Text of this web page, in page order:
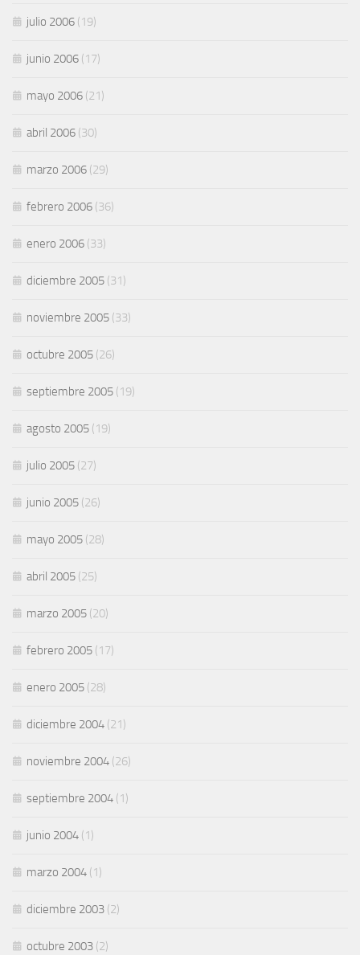
julio 2006 (19)
junio 2006 (17)
mayo 2006 (21)
abril 2006 (30)
marzo 2006 (29)
febrero 2006 (36)
enero 2006 (33)
diciembre 2005 (31)
noviembre 2005 (33)
octubre 2005 (26)
septiembre 2005 (19)
agosto 2005 (19)
julio 2005 (27)
junio 2005 (26)
mayo 2005 (28)
abril 2005 (25)
marzo 2005 (20)
febrero 2005 (17)
enero 2005 (28)
diciembre 2004 (21)
noviembre 2004 (26)
septiembre 2004 (1)
junio 2004 (1)
marzo 2004 (1)
diciembre 2003 (2)
octubre 2003 (2)